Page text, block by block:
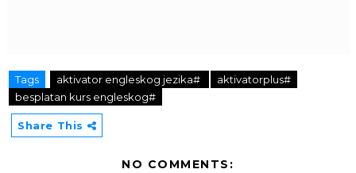
Tags aktivator engleskog jezika#
aktivatorplus#
besplatan kurs engleskog#
Share This
NO COMMENTS: